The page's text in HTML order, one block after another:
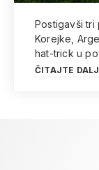
Postigavši
Korejke,
hat-trick u
ČITAJTE